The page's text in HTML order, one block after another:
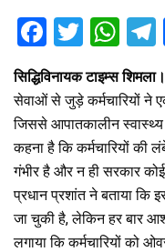
F
a
ce
b
o
o
k
T
tt
er
W
h
at
s
A
p
p
सिद्धिविनायक टाइम्स
सेवाओं से जुड़े कर्मचारियों ने
जिससे आपातकालीन
कहना है कि कर्मचारियों की
गंभीर है और न ही सरकार
प्रधान प्रशांत ने बताया
जा चुकी है, लेकिन हर बार
लगाया कि कर्मचारियों को